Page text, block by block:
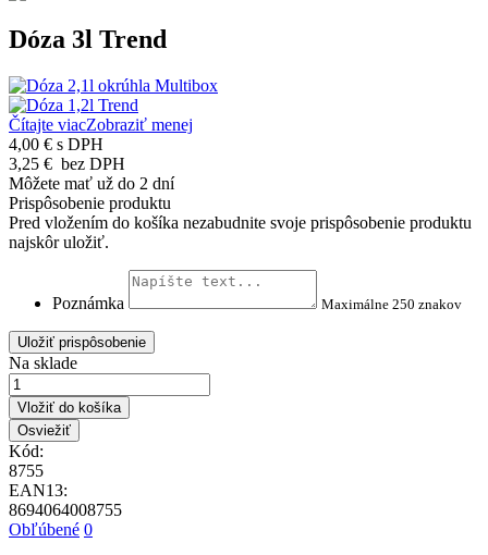
Dóza 3l Trend
Čítajte viacZobraziť menej
4,00 € s DPH
3,25 € bez DPH
Môžete mať už do 2 dní
Prispôsobenie produktu
Pred vložením do košíka nezabudnite svoje prispôsobenie produktu
najskôr uložiť.
Poznámka Maximálne 250 znakov
Uložiť prispôsobenie
Na sklade
Vložiť do košíka
Kód:
8755
EAN13:
8694064008755
Obľúbené 0